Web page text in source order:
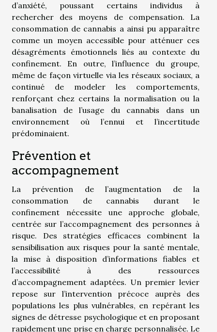
d’anxiété, poussant certains individus à
rechercher des moyens de compensation. La
consommation de cannabis a ainsi pu apparaître
comme un moyen accessible pour atténuer ces
désagréments émotionnels liés au contexte du
confinement. En outre, l’influence du groupe,
même de façon virtuelle via les réseaux sociaux, a
continué de modeler les comportements,
renforçant chez certains la normalisation ou la
banalisation de l’usage du cannabis dans un
environnement où l’ennui et l’incertitude
prédominaient.
Prévention et
accompagnement
La prévention de l’augmentation de la
consommation de cannabis durant le
confinement nécessite une approche globale,
centrée sur l’accompagnement des personnes à
risque. Des stratégies efficaces combinent la
sensibilisation aux risques pour la santé mentale,
la mise à disposition d’informations fiables et
l’accessibilité à des ressources
d’accompagnement adaptées. Un premier levier
repose sur l’intervention précoce auprès des
populations les plus vulnérables, en repérant les
signes de détresse psychologique et en proposant
rapidement une prise en charge personnalisée. Le